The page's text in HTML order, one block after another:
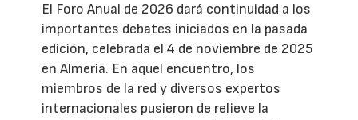
El Foro Anual de 2026 dará continuidad a los
importantes debates iniciados en la pasada
edición, celebrada el 4 de noviembre de 2025
en Almería. En aquel encuentro, los
miembros de la red y diversos expertos
internacionales pusieron de relieve la